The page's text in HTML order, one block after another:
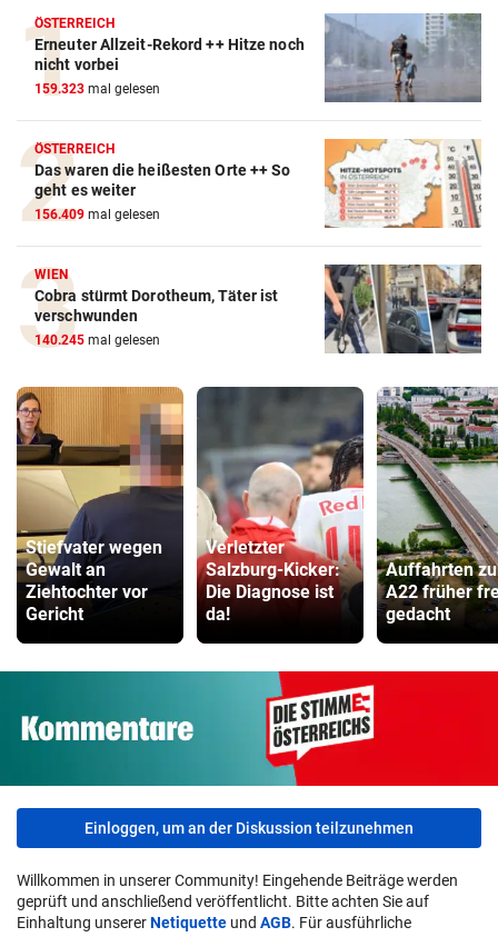
ÖSTERREICH
Erneuter Allzeit-Rekord ++ Hitze noch
nicht vorbei
159.323 mal gelesen
ÖSTERREICH
Das waren die heißesten Orte ++ So
geht es weiter
156.409 mal gelesen
WIEN
Cobra stürmt Dorotheum, Täter ist
verschwunden
140.245 mal gelesen
Stiefvater wegen
Gewalt an
Ziehtochter vor
Gericht
Verletzter
Salzburg-Kicker:
Die Diagnose ist
da!
Auffahrten
A22 früher
gedacht
Einloggen, um an der Diskussion teilzunehmen
Willkommen in unserer Community! Eingehende Beiträge werden
geprüft und anschließend veröffentlicht. Bitte achten Sie auf
Einhaltung unsererNetiquette und AGB. Für ausführliche